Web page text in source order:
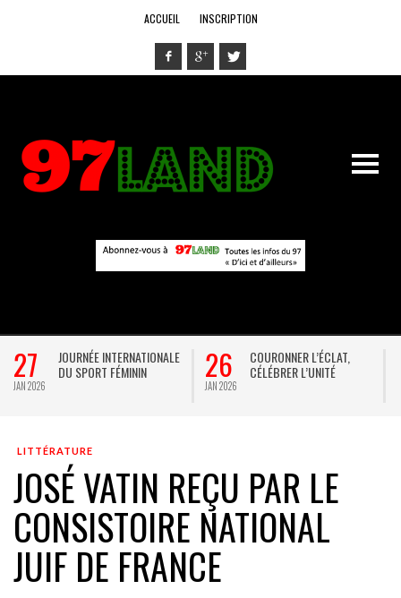
ACCUEIL INSCRIPTION
27
JAN 2026
JOURNÉE INTERNATIONALE
DU SPORT FÉMININ
26
JAN 2026
COURONNER L’ÉCLAT,
CÉLÉBRER L’UNITÉ
LITTÉRATURE
JOSÉ VATIN REÇU PAR LE
CONSISTOIRE NATIONAL
JUIF DE FRANCE